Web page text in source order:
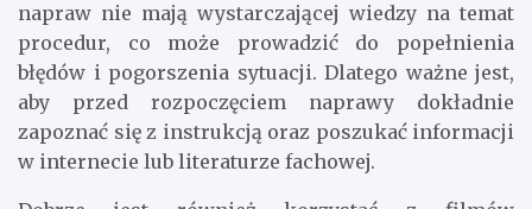
napraw nie mają wystarczającej wiedzy na temat
procedur, co może prowadzić do popełnienia
błędów i pogorszenia sytuacji. Dlatego ważne jest,
aby przed rozpoczęciem naprawy dokładnie
zapoznać się z instrukcją oraz poszukać informacji
w internecie lub literaturze fachowej.